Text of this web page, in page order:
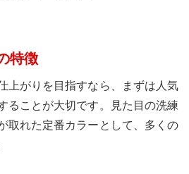
特徴
上がりを目指すなら、まずは人気
ることが大切です。見た目の洗練
取れた定番カラーとして、多くの